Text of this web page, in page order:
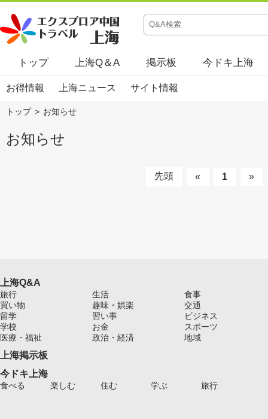
トップ 上海Q＆A 掲示板 今ドキ上海
お得情報 上海ニュース サイト情報
トップ > お知らせ
お知らせ
先頭 « 1 »
上海Q&A
旅行 生活
食事
買い物
趣味・娯楽
交通
留学
習い事
ビジネス
学校
お金
スポーツ
医療・福祉
政治・経済 地域
上海掲示板
今ドキ上海
食べる 楽しむ 住む 学ぶ 旅行